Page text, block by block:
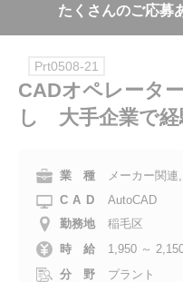
お電話で
東 京 0120-630-660
名古屋 0120-960-379
電話受付
たくさんのご応募
Prt0508-21
CADオペレータ
し 大手企業で経
業 種
メーカー関
CAD
AutoCAD
勤務地
稲毛区
時 給
1,950 ～
分 野
プラント